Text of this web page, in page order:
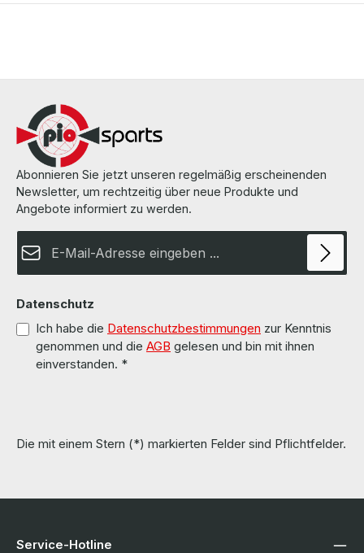
Abonnieren Sie jetzt unseren regelmäßig erscheinenden
Newsletter, um rechtzeitig über neue Produkte und
Angebote informiert zu werden.
Datenschutz
Ich habe die Datenschutzbestimmungen zur Kenntnis
genommen und die AGB gelesen und bin mit ihnen
einverstanden. *
Die mit einem Stern (*) markierten Felder sind Pflichtfelder.
Service-Hotline